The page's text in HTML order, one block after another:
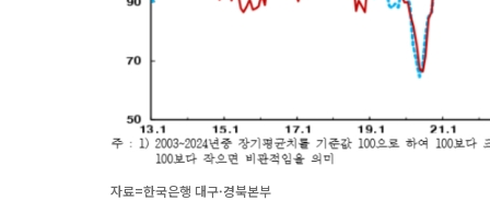
자료=한국은행 대구·경북본부